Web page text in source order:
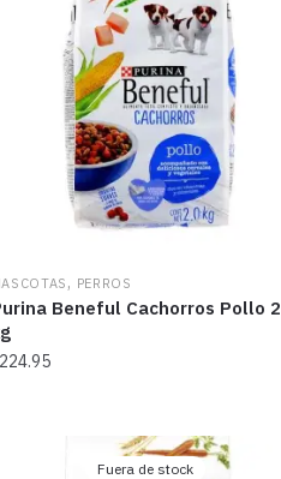
, PERROS
Beneful Cachorros Pollo 2
Fuera de stock